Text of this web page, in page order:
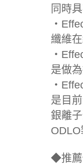
同時
纖維
是做
是目
銀離
◆推薦